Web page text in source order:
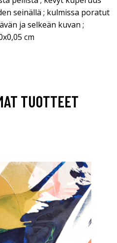
seinällä ; kulmissa poratut
ja selkeän kuvan ;
cm
TUOTTEET